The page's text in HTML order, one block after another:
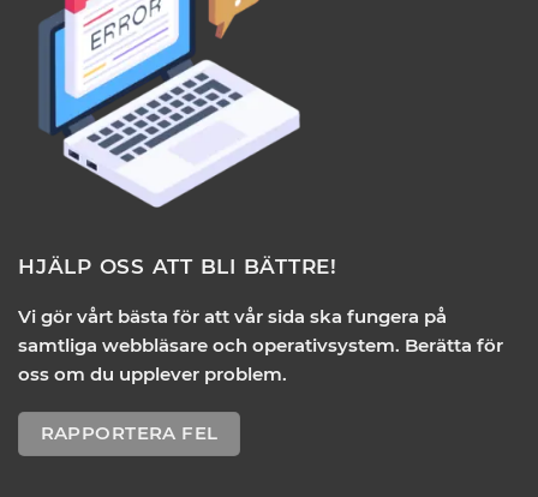
HJÄLP OSS ATT BLI BÄTTRE!
Vi gör vårt bästa för att vår sida ska fungera på
samtliga webbläsare och operativsystem. Berätta för
oss om du upplever problem.
RAPPORTERA FEL